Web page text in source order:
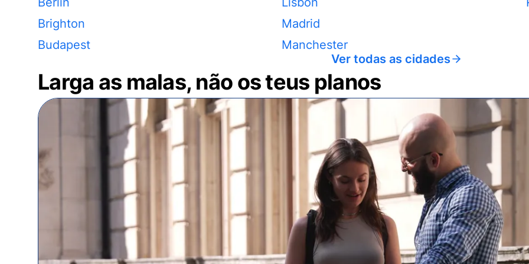
Brighton
Budapest
Madrid
Manchester
Ver todas as cidades
Larga as malas, não os teus planos